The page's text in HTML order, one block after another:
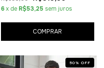
6 x de R$53,25 sem juros
COMPRAR
50 % OFF